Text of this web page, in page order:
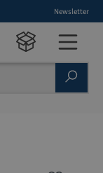
Newsletter